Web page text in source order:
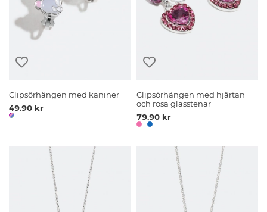
Clipsörhängen med kaniner
49.90 kr
Clipsörhängen med hjärtan
och rosa glasstenar
79.90 kr